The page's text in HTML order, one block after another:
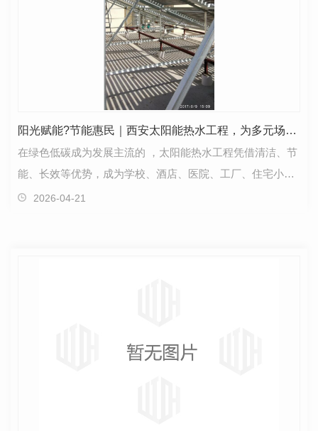
阳光赋能?节能惠民｜西安太阳能热水工程，为多元场景提供稳定热水解决方案
在绿色低碳成为发展主流的 ，太阳能热水工程凭借清洁、节
能、长效等优势，成为学校、酒店、医院、工厂、住宅小区
等场所的 热水供应方案。作为西安本土专业太…
2026-04-21